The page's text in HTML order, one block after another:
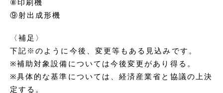
⑧印刷機
⑨射出成形機
〈補足〉
下記※のように今後、変更等もある見込みです。
※補助対象設備については今後変更があり得る。
※具体的な基準については、経済産業省と協議の上決
定する。